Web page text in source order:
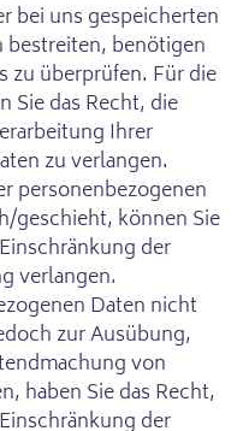
bei uns gespeicherten
bestreiten, benötigen
zu überprüfen. Für die
Sie das Recht, die
Ihrer
zu verlangen.
personenbezogenen
geschieht, können Sie
der
verlangen.
Daten nicht
zur Ausübung,
von
haben Sie das Recht,
der